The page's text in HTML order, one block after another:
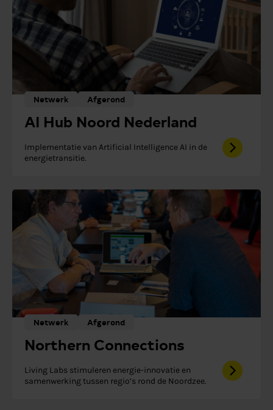
Netwerk Afgerond
AI Hub Noord Nederland
Implementatie van Artificial Intelligence AI in de
energietransitie.
Netwerk Afgerond
Northern Connections
Living Labs stimuleren energie-innovatie en
samenwerking tussen regio’s rond de Noordzee.